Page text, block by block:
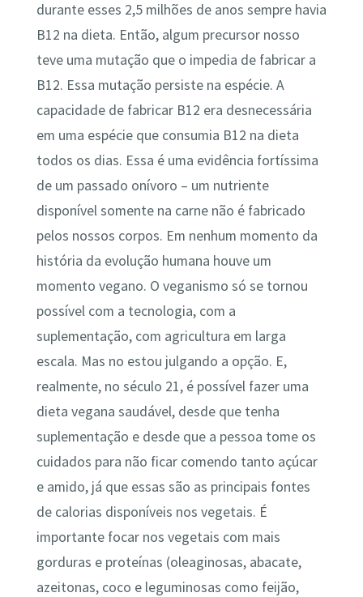
durante esses 2,5 milhões de anos sempre havia
B12 na dieta. Então, algum precursor nosso
teve uma mutação que o impedia de fabricar a
B12. Essa mutação persiste na espécie. A
capacidade de fabricar B12 era desnecessária
em uma espécie que consumia B12 na dieta
todos os dias. Essa é uma evidência fortíssima
de um passado onívoro – um nutriente
disponível somente na carne não é fabricado
pelos nossos corpos. Em nenhum momento da
história da evolução humana houve um
momento vegano. O veganismo só se tornou
possível com a tecnologia, com a
suplementação, com agricultura em larga
escala. Mas no estou julgando a opção. E,
realmente, no século 21, é possível fazer uma
dieta vegana saudável, desde que tenha
suplementação e desde que a pessoa tome os
cuidados para não ficar comendo tanto açúcar
e amido, já que essas são as principais fontes
de calorias disponíveis nos vegetais. É
importante focar nos vegetais com mais
gorduras e proteínas (oleaginosas, abacate,
azeitonas, coco e leguminosas como feijão,